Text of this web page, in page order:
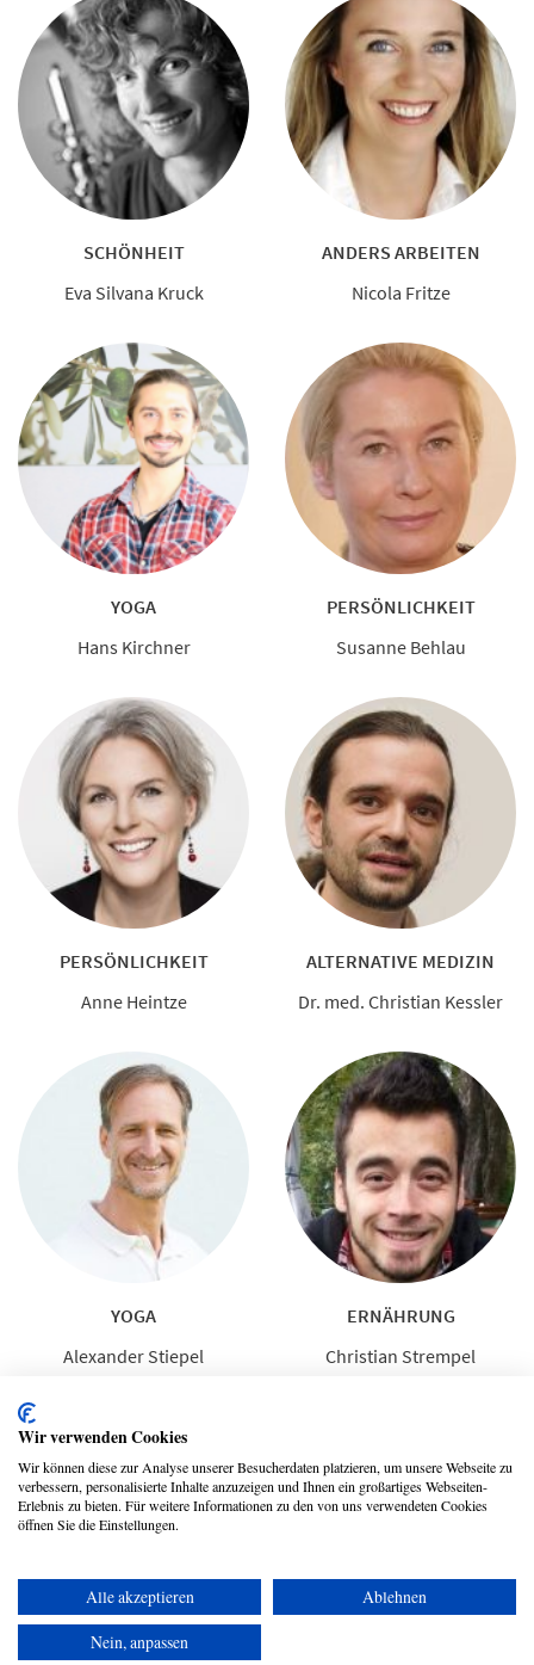
SCHÖNHEIT
Eva Silvana Kruck
ANDERS ARBEITEN
Nicola Fritze
YOGA
Hans Kirchner
PERSÖNLICHKEIT
Susanne Behlau
PERSÖNLICHKEIT
Anne Heintze
ALTERNATIVE MEDIZIN
Dr. med. Christian Kessler
YOGA
Alexander Stiepel
ERNÄHRUNG
Christian Strempel
Copyright © 2026 UmspannwerX Zukunft GmbH
Wir verwenden Cookies
Wir können diese zur Analyse unserer Besucherdaten platzieren, um unsere Webseite zu
verbessern, personalisierte Inhalte anzuzeigen und Ihnen ein großartiges Webseiten-
Erlebnis zu bieten. Für weitere Informationen zu den von uns verwendeten Cookies
öffnen Sie die Einstellungen.
Alle akzeptieren
Ablehnen
Nein, anpassen